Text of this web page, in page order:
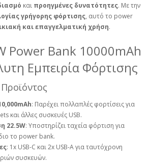
και προηγμένες δυνατότητες. Με την
γρήγορης φόρτισης, αυτό το power
και επαγγελματική χρήση.
Power Bank 10000mAh
Εμπειρία Φόρτισης
: Παρέχει πολλαπλές φορτίσεις για
και άλλες συσκευές USB.
22.5W: Υποστηρίζει ταχεία φόρτιση για
το power bank.
: 1x USB-C και 2x USB-A για ταυτόχρονη
συσκευών.